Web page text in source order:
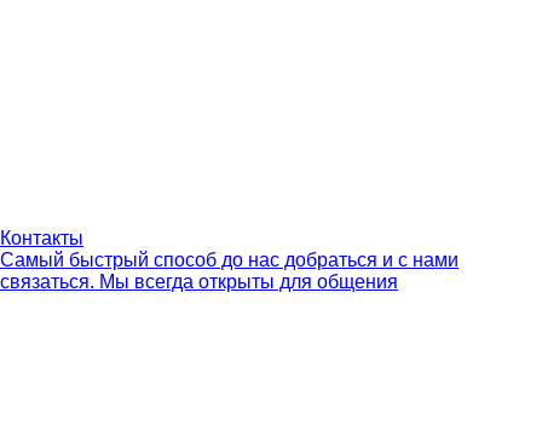
Контакты
Самый быстрый способ до нас добраться и с нами
связаться. Мы всегда открыты для общения